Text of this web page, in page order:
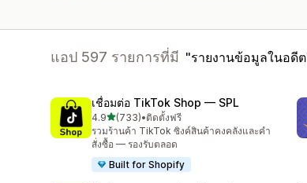
แอป 597 รายการที่มี รายงานข้อมูลในอดีต
เชื่อมต่อ TikTok Shop — SPL
4.9เต็ม 5 ดาว
(733)
ทั้งหมด 733 รีวิว
•ติดตั้งฟรี
รวมร้านค้า TikTok ซิงค์สินค้าคงคลังและคำ
สั่งซื้อ — รองรับตลอด
Built for Shopify